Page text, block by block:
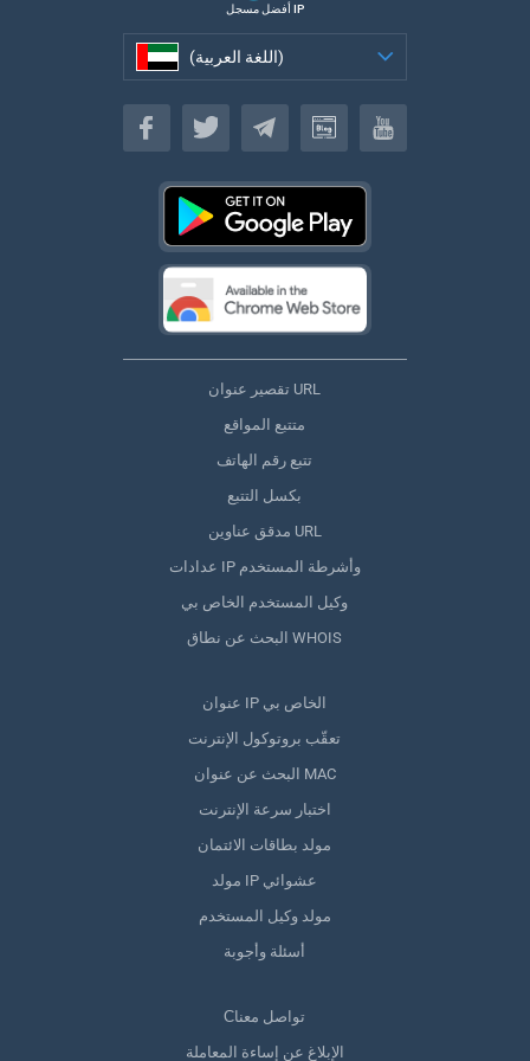
أفضل مسجل IP
(اللغة العربية)
(اللغة العربية)
تقصير عنوان URL
متتبع المواقع
تتبع رقم الهاتف
بكسل التتبع
مدقق عناوين URL
عدادات IP وأشرطة المستخدم
وكيل المستخدم الخاص بي
البحث عن نطاق WHOIS
عنوان IP الخاص بي
تعقّب بروتوكول الإنترنت
البحث عن عنوان MAC
اختبار سرعة الإنترنت
مولد بطاقات الائتمان
مولد IP عشوائي
مولد وكيل المستخدم
أسئلة وأجوبة
Сتواصل معنا
الإبلاغ عن إساءة المعاملة